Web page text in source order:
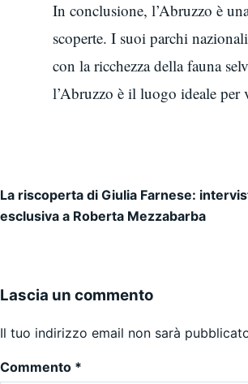
In conclusione, l’Abruzzo è
scoperte. I suoi parchi
con la ricchezza della fauna
l’Abruzzo è il luogo ideale per
Navigazione articoli
La riscoperta di Giulia Farnese:
esclusiva a Roberta Mezzabarba
Lascia un commento
Il tuo indirizzo email non sarà
Commento *